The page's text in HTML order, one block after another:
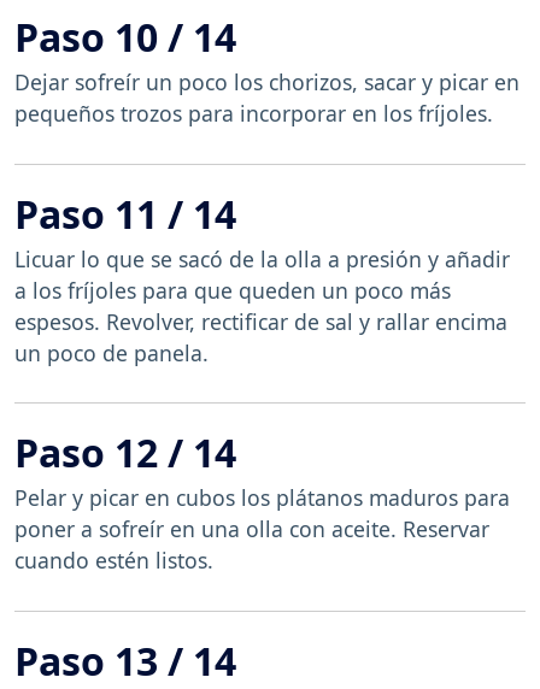
Paso 10 / 14
Dejar sofreír un poco los chorizos, sacar y picar en
pequeños trozos para incorporar en los fríjoles.
Paso 11 / 14
Licuar lo que se sacó de la olla a presión y añadir
a los fríjoles para que queden un poco más
espesos. Revolver, rectificar de sal y rallar encima
un poco de panela.
Paso 12 / 14
Pelar y picar en cubos los plátanos maduros para
poner a sofreír en una olla con aceite. Reservar
cuando estén listos.
Paso 13 / 14